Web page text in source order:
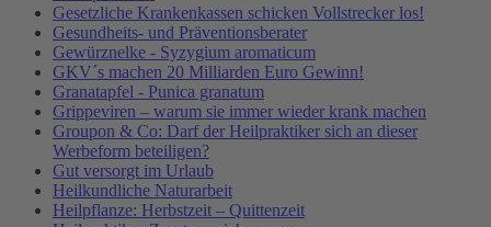
Gesetzliche Krankenkassen schicken Vollstrecker los!
Gesundheits- und Präventionsberater
Gewürznelke - Syzygium aromaticum
GKV´s machen 20 Milliarden Euro Gewinn!
Granatapfel - Punica granatum
Grippeviren – warum sie immer wieder krank machen
Groupon & Co: Darf der Heilpraktiker sich an dieser
Werbeform beteiligen?
Gut versorgt im Urlaub
Heilkundliche Naturarbeit
Heilpflanze: Herbstzeit – Quittenzeit